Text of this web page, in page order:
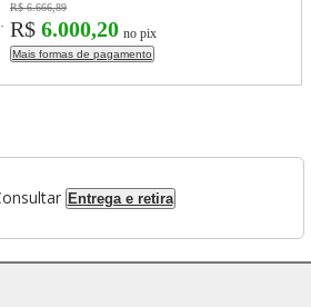
Gelopar 220V
R$ 6.666,89
R$ 6.000,20 no pix
Mais formas de pagamento
Entrega e retira